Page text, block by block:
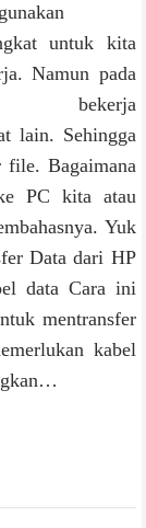
untuk kita
Namun pada
bekerja
lain. Sehingga
file. Bagaimana
PC kita atau
Yuk
Data dari HP
data Cara ini
mentransfer
kabel